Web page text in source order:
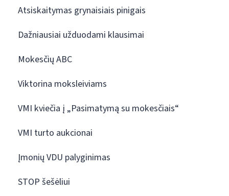
Atsiskaitymas grynaisiais pinigais
Dažniausiai užduodami klausimai
Mokesčių ABC
Viktorina moksleiviams
VMI kviečia į „Pasimatymą su mokesčiais“
VMI turto aukcionai
Įmonių VDU palyginimas
STOP šešėliui